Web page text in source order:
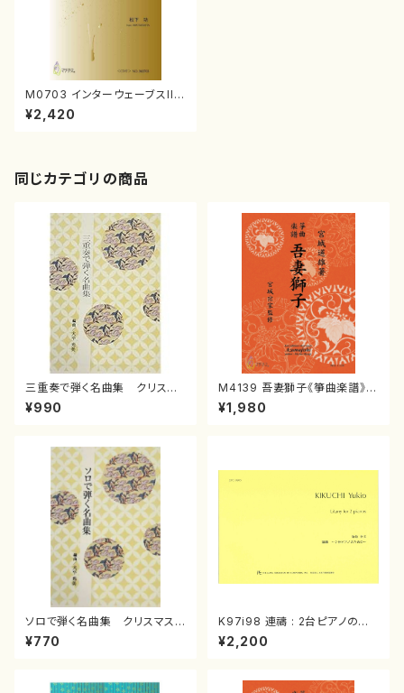
M0703 インターウェーブスIII
（打楽器ソロ/松下功/楽譜）
¥2,420
同じカテゴリの商品
三重奏で弾く名曲集 クリスマ
スメドレー( 箏2/大平光美 編
曲/楽譜）
¥990
M4139 吾妻獅子《箏曲楽譜》
（箏/宮城道雄著・宮城宗家監修/
箏曲古典楽譜）
¥1,980
ソロで弾く名曲集 クリスマス・
イブ／恋人がサンタクロース(
箏独奏 /大平光美 編曲/楽
¥770
K97i98 連禱 : 2台ピアノのた
めの（2 Pianos / 菊池 幸夫 /
楽譜）
¥2,200